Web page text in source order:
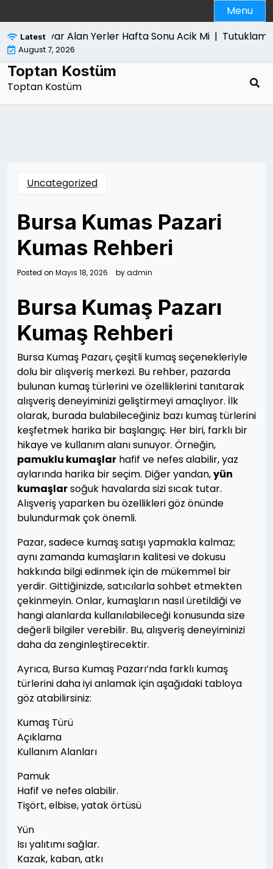
to
content
Menu
Latest
Bilgisayar Alan Yerler Hafta Sonu Acik Mi | Tutuklama
August 7, 2026
Toptan Kostüm
Toptan Kostüm
Uncategorized
Bursa Kumas Pazari
Kumas Rehberi
Posted on Mayıs 18, 2026 byadmin
Bursa Kumaş Pazarı
Kumaş Rehberi
Bursa Kumaş Pazarı, çeşitli kumaş seçenekleriyle
dolu bir alışveriş merkezi. Bu rehber, pazarda
bulunan kumaş türlerini ve özelliklerini tanıtarak
alışveriş deneyiminizi geliştirmeyi amaçlıyor. İlk
olarak, burada bulabileceğiniz bazı kumaş türlerini
keşfetmek harika bir başlangıç. Her biri, farklı bir
hikaye ve kullanım alanı sunuyor. Örneğin,
pamuklu kumaşlar hafif ve nefes alabilir, yaz
aylarında harika bir seçim. Diğer yandan,yün
kumaşlarsoğuk havalarda sizi sıcak tutar.
Alışveriş yaparken bu özellikleri göz önünde
bulundurmak çok önemli.
Pazar, sadece kumaş satışı yapmakla kalmaz;
aynı zamanda kumaşların kalitesi ve dokusu
hakkında bilgi edinmek için de mükemmel bir
yerdir. Gittiğinizde, satıcılarla sohbet etmekten
çekinmeyin. Onlar, kumaşların nasıl üretildiği ve
hangi alanlarda kullanılabileceği konusunda size
değerli bilgiler verebilir. Bu, alışveriş deneyiminizi
daha da zenginleştirecektir.
Ayrıca, Bursa Kumaş Pazarı’nda farklı kumaş
türlerini daha iyi anlamak için aşağıdaki tabloya
göz atabilirsiniz:
Kumaş Türü
Açıklama
Kullanım Alanları
Pamuk
Hafif ve nefes alabilir.
Tişört, elbise, yatak örtüsü
Yün
Isı yalıtımı sağlar.
Kazak, kaban, atkı